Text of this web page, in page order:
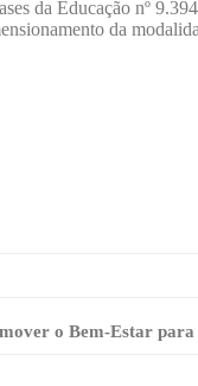
da Educação nº
da
o Bem-Estar para